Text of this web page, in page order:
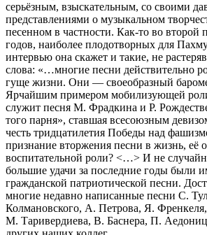
серьёзным, взыскательным, со своими
представлениями о музыкальном
песенном в частности. Как-то во второй
годов, наиболее плодотворных для
интервью она скажет и такие, не
слова: «…многие песни действительно
гуще жизни. Они — своеобразный
Ярчайшим примером мобилизующей
служит песня М. Фрадкина и Р.
того парня», ставшая всесоюзным
честь тридцатилетия Победы над
признание вторжения песни в жизнь, её
воспитательной роли? <…> И не
большие удачи за последние годы были
гражданской патриотической песни.
многие недавно написанные песни С.
Колмановского, А. Петрова, Я.
М. Таривердиева, В. Баснера, П.